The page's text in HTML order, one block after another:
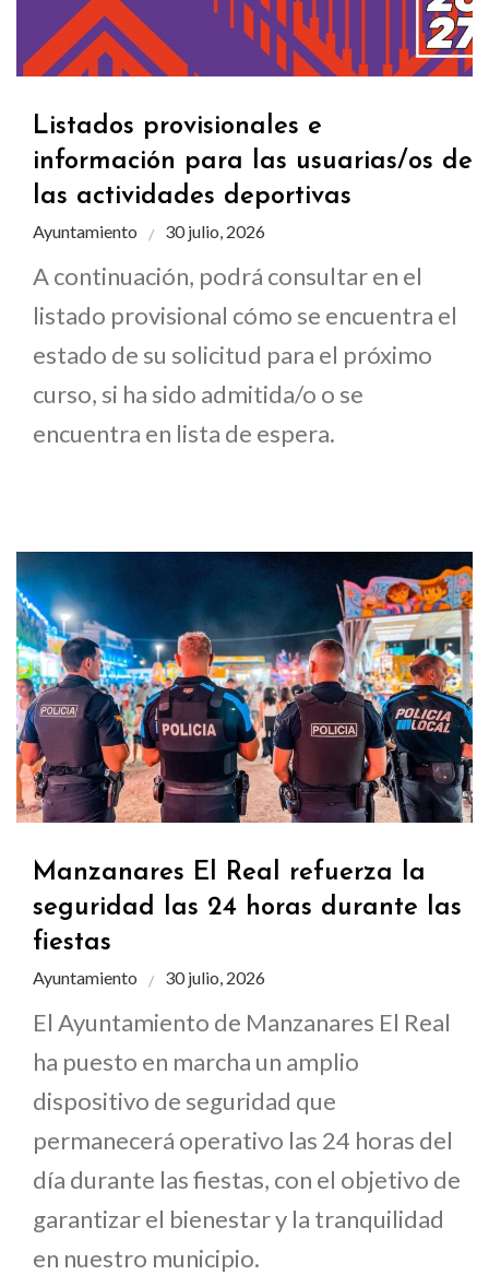
Listados provisionales e
información para las usuarias/os de
las actividades deportivas
Ayuntamiento 30 julio, 2026
A continuación, podrá consultar en el
listado provisional cómo se encuentra el
estado de su solicitud para el próximo
curso, si ha sido admitida/o o se
encuentra en lista de espera.
Manzanares El Real refuerza la
seguridad las 24 horas durante las
fiestas
Ayuntamiento 30 julio, 2026
El Ayuntamiento de Manzanares El Real
ha puesto en marcha un amplio
dispositivo de seguridad que
permanecerá operativo las 24 horas del
día durante las fiestas, con el objetivo de
garantizar el bienestar y la tranquilidad
en nuestro municipio.